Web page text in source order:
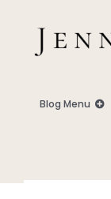
Blog Menu